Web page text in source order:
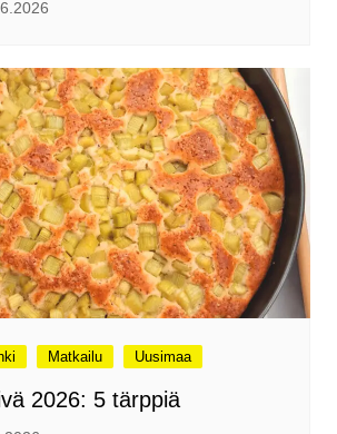
Matkailu Uusimaa
2026: 5 tärppiä